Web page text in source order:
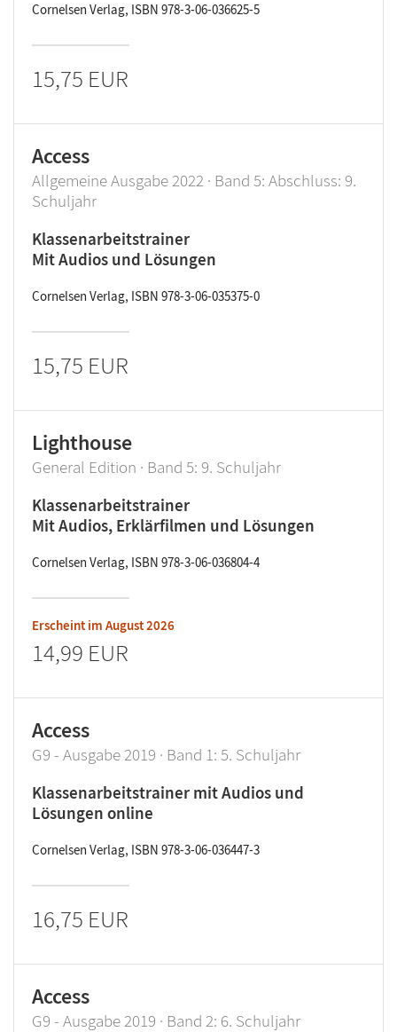
Cornelsen Verlag, ISBN 978-3-06-036625-5
15,75 EUR
Access
Allgemeine Ausgabe 2022 · Band 5: Abschluss: 9.
Schuljahr
Klassenarbeitstrainer
Mit Audios und Lösungen
Cornelsen Verlag, ISBN 978-3-06-035375-0
15,75 EUR
Lighthouse
General Edition · Band 5: 9. Schuljahr
Klassenarbeitstrainer
Mit Audios, Erklärfilmen und Lösungen
Cornelsen Verlag, ISBN 978-3-06-036804-4
Erscheint im August 2026
14,99 EUR
Access
G9 - Ausgabe 2019 · Band 1: 5. Schuljahr
Klassenarbeitstrainer mit Audios und
Lösungen online
Cornelsen Verlag, ISBN 978-3-06-036447-3
16,75 EUR
Access
G9 - Ausgabe 2019 · Band 2: 6. Schuljahr